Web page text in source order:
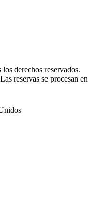
derechos reservados.
reservas se procesan en